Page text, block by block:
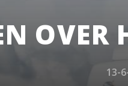
OVER
13-